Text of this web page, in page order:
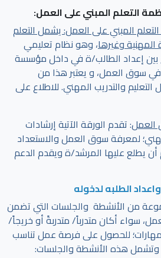
المبني على العمل: يشمل التعلم
وغيرها، وهو نظام تعليمي
بين إعداد الطالب/ة في داخل مؤسسة
في سوق العمل، و يعتبر هذا من
والتدريب المهني. للاطلاع على
العمل: تقدم الورقة الآتية إرشادات
لمعرفة سوق العمل والاستعداد
أن يطلع عليها المرشد/ة ويقدم الدعم
الطلبه لدخوله
من الأنشطة والجلسات التي تضمن
سواء أكان متدرباً/ متدربةً أو خريجاً/
للحصول على فرصة عمل تناسب
وتشمل هذه الأنشطة والجلسات: